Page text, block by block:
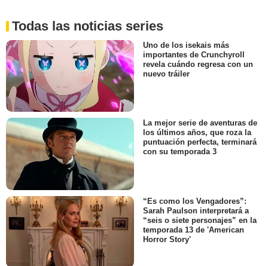
Todas las noticias series
Uno de los isekais más
importantes de Crunchyroll
revela cuándo regresa con un
nuevo tráiler
La mejor serie de aventuras de
los últimos años, que roza la
puntuación perfecta, terminará
con su temporada 3
“Es como los Vengadores”:
Sarah Paulson interpretará a
“seis o siete personajes” en la
temporada 13 de 'American
Horror Story'